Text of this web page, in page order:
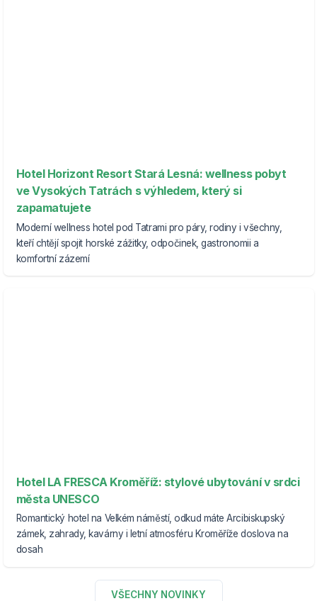
Hotel Horizont Resort Stará Lesná: wellness pobyt
ve Vysokých Tatrách s výhledem, který si
zapamatujete
Moderní wellness hotel pod Tatrami pro páry, rodiny i všechny,
kteří chtějí spojit horské zážitky, odpočinek, gastronomii a
komfortní zázemí
Hotel LA FRESCA Kroměříž: stylové ubytování v srdci
města UNESCO
Romantický hotel na Velkém náměstí, odkud máte Arcibiskupský
zámek, zahrady, kavárny i letní atmosféru Kroměříže doslova na
dosah
VŠECHNY NOVINKY